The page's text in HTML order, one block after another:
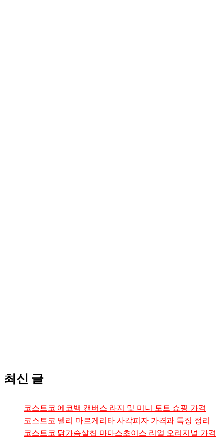
최신 글
코스트코 에코백 캔버스 라지 및 미니 토트 쇼핑 가격
코스트코 델리 마르게리타 사각피자 가격과 특징 정리
코스트코 닭가슴살칩 마마스초이스 리얼 오리지널 가격